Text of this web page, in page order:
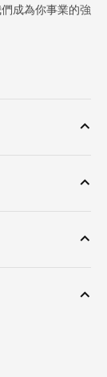
成為你事業的強